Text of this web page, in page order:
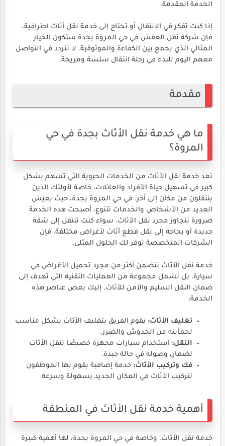
الخدمة المقدمة.
إذا كنت تفكر في الانتقال أو تحتاج إلى خدمة نقل أثاث احترافية،
فإن شركة نقل العفش في حي المروة بجدة ستكون الخيار
المثالي الذي يجمع بين الكفاءة والموثوقية. لا تتردد في التواصل
معهم اليوم للبدء في رحلة انتقال سلسة ومريحة.
مقدمة
ما هي خدمة نقل الأثاث بجدة في حي
المروة؟
تعد خدمة نقل الأثاث من الخدمات الحيوية التي تسهم بشكل
كبير في تسهيل حياة الأفراد والعائلات، خاصة لأولئك الذين
ينتقلون من مكان إلى آخر. في حي المروة بجدة، حيث يعيش
العديد من الأشخاص والخدمات تتنوع، أصبحت هذه الخدمة
ضرورة تتجاوز مجرد نقل الأثاث. سواء كنت تنتقل إلى شقة
جديدة أو بحاجة إلى نقل قطع أثاث لأغراض مختلفة، فإن
الشركات المتخصصة توفر لك الحلول المثلى.
خدمة نقل الأثاث تتضمن أكثر من مجرد تحميل الأغراض في
سيارة، بل تشمل مجموعة من العمليات التقنية التي تهدف إلى
ضمان النقل السليم والآمن للأثاث. إليك بعض عناصر هذه
الخدمة:
تغليف الأثاث: يقوم الفريق بتغليف الأثاث بشكل مناسب
لحمايته من الخدوش والضرر.
النقل: استخدام سيارات مجهزة خصيصًا لنقل الأثاث
لضمان وصوله في حالة جيدة.
فك وتركيب الأثاث: خدمة إضافية يقوم بها الموظفون
لتركيب الأثاث في المكان الجديد بسهولة وسرعة.
أهمية خدمة نقل الأثاث في المنطقة
خدمة نقل الأثاث، وخاصة في حي المروة بجدة، لها أهمية كبيرة